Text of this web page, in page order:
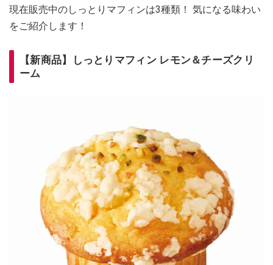
現在販売中のしっとりマフィンは3種類！ 気になる味わい
をご紹介します！
【新商品】しっとりマフィン レモン＆チーズクリ
ーム